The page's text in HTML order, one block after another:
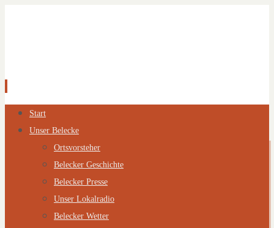
Zum
Inhalt
springen
Start
Unser Belecke
Ortsvorsteher
Belecker Geschichte
Belecker Presse
Unser Lokalradio
Belecker Wetter